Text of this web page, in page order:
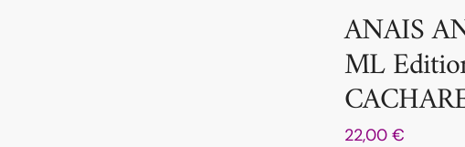
ANAIS
ML
22,00 €